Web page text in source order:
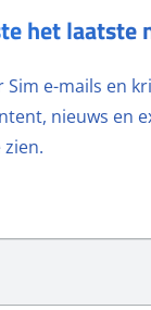
het laatste
Sim e-mails en
nieuws en